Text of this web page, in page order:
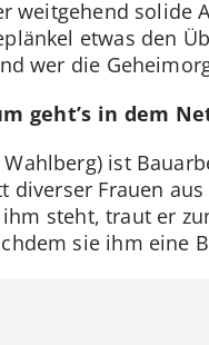
weitgehend solide
etwas den
wer die
geht’s in dem
Wahlberg) ist
diverser Frauen
steht, traut er
sie ihm eine